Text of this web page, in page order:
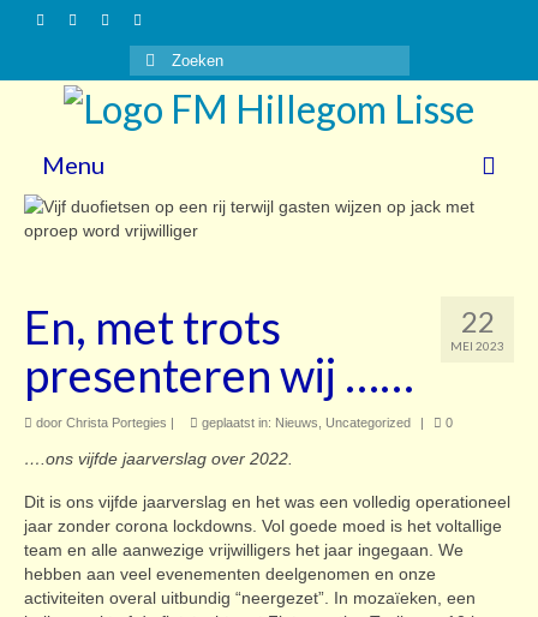
Zoeken
naar:
Menu
Nieuws
Vrijwilligers
Over ons
Steun ons!
Contact
22
MEI 2023
En, met trots
presenteren wij ……
door Christa Portegies | geplaatst in: Nieuws Uncategorized | 0
….ons vijfde jaarverslag over 2022.
Dit is ons vijfde jaarverslag en het was een volledig operationeel
jaar zonder corona lockdowns. Vol goede moed is het voltallige
team en alle aanwezige vrijwilligers het jaar ingegaan. We
hebben aan veel evenementen deelgenomen en onze
activiteiten overal uitbundig “neergezet”. In mozaïeken, een